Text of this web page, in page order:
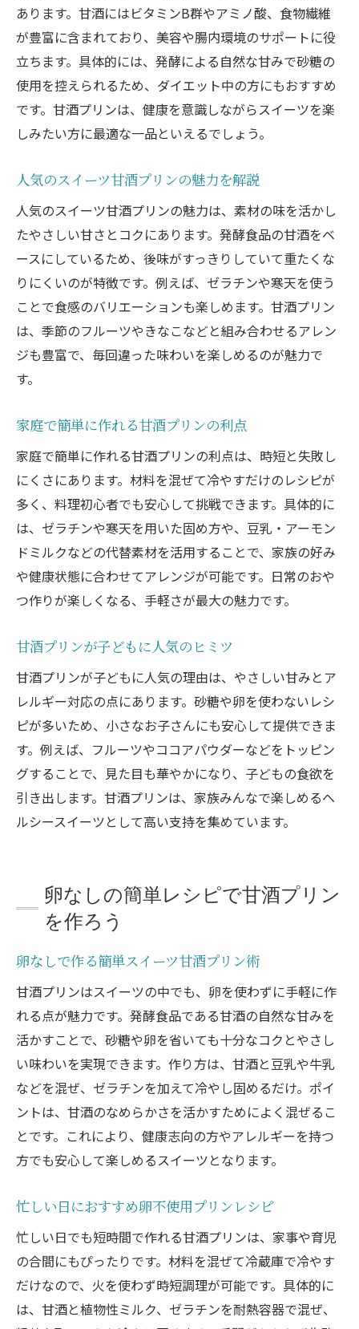
あります。甘酒にはビタミンB群やアミノ酸、食物繊維
が豊富に含まれており、美容や腸内環境のサポートに役
立ちます。具体的には、発酵による自然な甘みで砂糖の
使用を控えられるため、ダイエット中の方にもおすすめ
です。甘酒プリンは、健康を意識しながらスイーツを楽
しみたい方に最適な一品といえるでしょう。
人気のスイーツ甘酒プリンの魅力を解説
人気のスイーツ甘酒プリンの魅力は、素材の味を活かし
たやさしい甘さとコクにあります。発酵食品の甘酒をベ
ースにしているため、後味がすっきりしていて重たくな
りにくいのが特徴です。例えば、ゼラチンや寒天を使う
ことで食感のバリエーションも楽しめます。甘酒プリン
は、季節のフルーツやきなこなどと組み合わせるアレン
ジも豊富で、毎回違った味わいを楽しめるのが魅力で
す。
家庭で簡単に作れる甘酒プリンの利点
家庭で簡単に作れる甘酒プリンの利点は、時短と失敗し
にくさにあります。材料を混ぜて冷やすだけのレシピが
多く、料理初心者でも安心して挑戦できます。具体的に
は、ゼラチンや寒天を用いた固め方や、豆乳・アーモン
ドミルクなどの代替素材を活用することで、家族の好み
や健康状態に合わせてアレンジが可能です。日常のおや
つ作りが楽しくなる、手軽さが最大の魅力です。
甘酒プリンが子どもに人気のヒミツ
甘酒プリンが子どもに人気の理由は、やさしい甘みとア
レルギー対応の点にあります。砂糖や卵を使わないレシ
ピが多いため、小さなお子さんにも安心して提供できま
す。例えば、フルーツやココアパウダーなどをトッピン
グすることで、見た目も華やかになり、子どもの食欲を
引き出します。甘酒プリンは、家族みんなで楽しめるヘ
ルシースイーツとして高い支持を集めています。
卵なしの簡単レシピで甘酒プリン
を作ろう
卵なしで作る簡単スイーツ甘酒プリン術
甘酒プリンはスイーツの中でも、卵を使わずに手軽に作
れる点が魅力です。発酵食品である甘酒の自然な甘みを
活かすことで、砂糖や卵を省いても十分なコクとやさし
い味わいを実現できます。作り方は、甘酒と豆乳や牛乳
などを混ぜ、ゼラチンを加えて冷やし固めるだけ。ポイ
ントは、甘酒のなめらかさを活かすためによく混ぜるこ
とです。これにより、健康志向の方やアレルギーを持つ
方でも安心して楽しめるスイーツとなります。
忙しい日におすすめ卵不使用プリンレシピ
忙しい日でも短時間で作れる甘酒プリンは、家事や育児
の合間にもぴったりです。材料を混ぜて冷蔵庫で冷やす
だけなので、火を使わず時短調理が可能です。具体的に
は、甘酒と植物性ミルク、ゼラチンを耐熱容器で混ぜ、